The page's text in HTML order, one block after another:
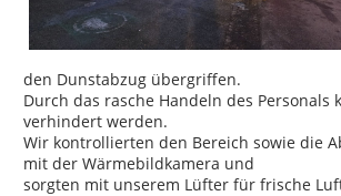
den Dunstabzug übergriffen.
Durch das rasche Handeln des Personals
verhindert werden.
Wir kontrollierten den Bereich sowie die
mit der Wärmebildkamera und
sorgten mit unserem Lüfter für frische